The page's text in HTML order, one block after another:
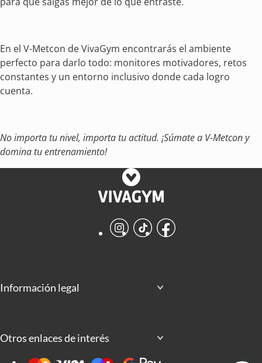
En el V-Metcon de VivaGym encontrarás el ambiente
perfecto para darlo todo: monitores motivadores, retos
constantes y un entorno inclusivo donde cada logro
cuenta.
No importa tu nivel, importa tu actitud. ¡Súmate a V-Metcon y
domina tu entrenamiento!
Instagram
TikTokFacebook
Información legal
Otros enlaces de interés